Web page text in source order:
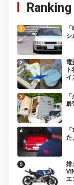
Ranking
シ
電
イ
最
た
排
エ